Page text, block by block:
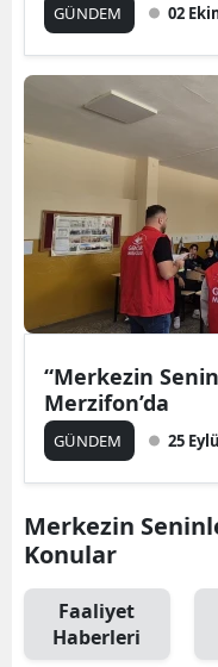
GÜNDEM 02
“Merkezin
Merzifon’da
GÜNDEM 25
Merkezin
Konular
Faaliyet
Haberleri